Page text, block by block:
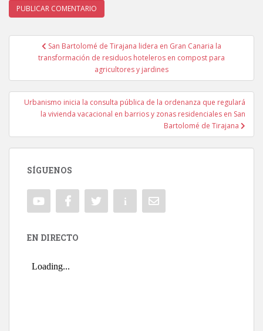
Navegación de entradas
San Bartolomé de Tirajana lidera en Gran Canaria la
transformación de residuos hoteleros en compost para
agricultores y jardines
Urbanismo inicia la consulta pública de la ordenanza que regulará
la vivienda vacacional en barrios y zonas residenciales en San
Bartolomé de Tirajana
SÍGUENOS
EN DIRECTO